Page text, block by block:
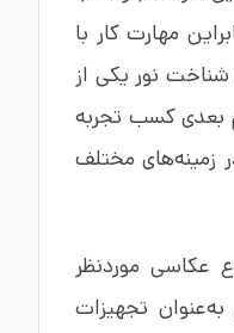
مهارت کار با
شناخت نور یکی از
بعدی کسب تجربه
زمینه‌های مختلف
عکاسی موردنظر
به‌عنوان تجهیزات